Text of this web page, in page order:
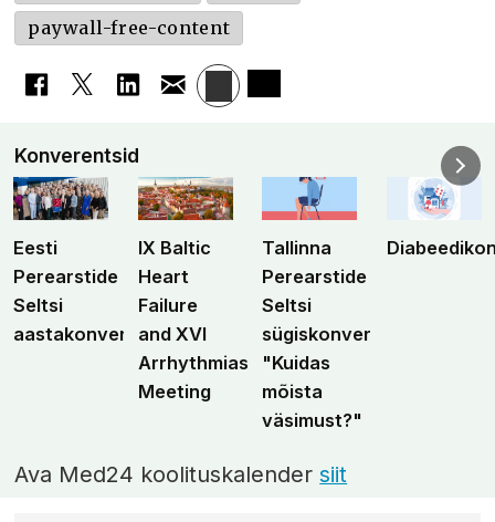
paywall-free-content
Konverentsid
Eesti
Perearstide
Seltsi
aastakonverents
IX Baltic
Heart
Failure
and XVI
Arrhythmias
Meeting
Tallinna
Perearstide
Seltsi
sügiskonverents
"Kuidas
mõista
väsimust?"
Ava Med24 koolituskalendersiit